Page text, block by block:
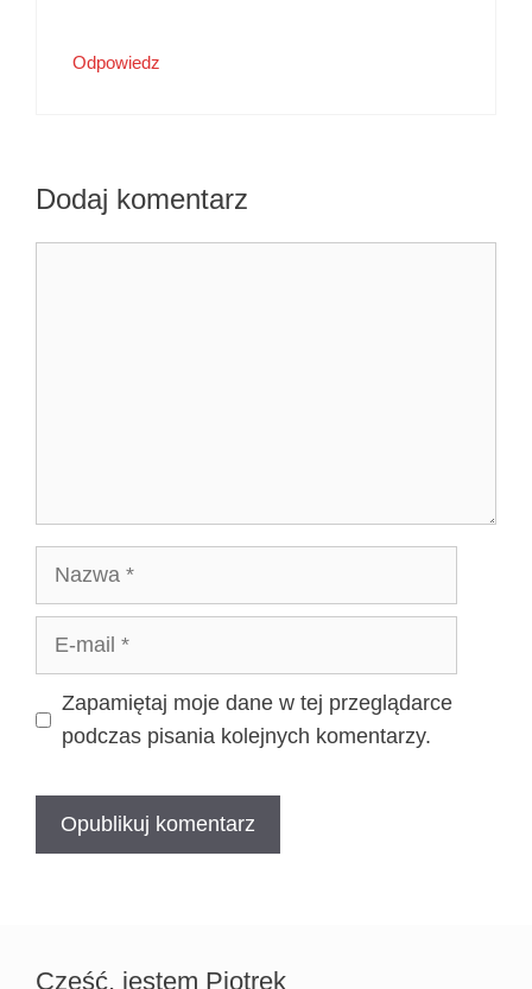
Odpowiedz
Dodaj komentarz
Nazwa
Zapamiętaj moje dane w tej przeglądarce
podczas pisania kolejnych komentarzy.
Cześć, jestem Piotrek